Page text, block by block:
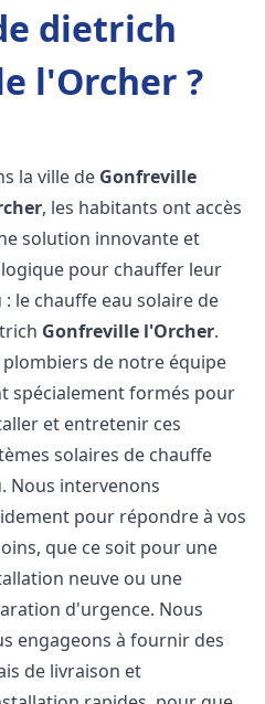
dietrich
l'Orcher ?
la ville de Gonfreville
, les habitants ont accès
solution innovante et
pour chauffer leur
: le chauffe eau solaire de
Gonfreville l'Orcher.
plombiers de notre équipe
spécialement formés pour
et entretenir ces
solaires de chauffe
Nous intervenons
pour répondre à vos
que ce soit pour une
neuve ou une
d'urgence. Nous
engageons à fournir des
de livraison et